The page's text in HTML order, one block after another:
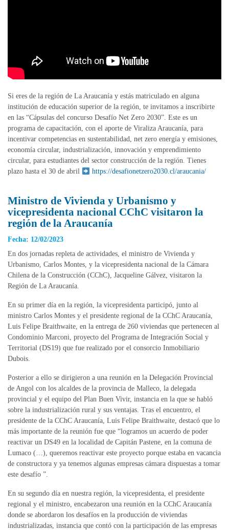
Si eres de la región de La Araucanía y estás matriculado en alguna
institución de educación superior de la región, te invitamos a inscribirte
en las “Cápsulas del concurso Desafío Net Zero 2030”. Este es un
programa de capacitación, con el aporte de Viraliza Araucanía, para
incentivar competencias en sustentabilidad, net zero energía y emisiones,
economía circular, industrialización, innovación y emprendimiento
circular, para estudiantes del sector construcción de la región. Tienes
plazo hasta el 30 de abril
https://desafionetzero2030.cl/araucania/
Ministro de Vivienda y Urbanismo y
vicepresidenta nacional CChC visitaron la
región de la Araucanía
Fecha: 12/02/2023
En dos jornadas repleta de actividades, el ministro de Vivienda y
Urbanismo, Carlos Montes, y la vicepresidenta nacional de la Cámara
Chilena de la Construcción (CChC), Jacqueline Gálvez, visitaron la
Región de La Araucanía.
En su primer día en la región, la vicepresidenta participó, junto al
ministro Carlos Montes y el presidente regional de la CChC Araucanía,
Luis Felipe Braithwaite, en la entrega de 260 viviendas que pertenecen al
Condominio Marconi, proyecto del Programa de Integración Social y
Territorial (DS19) que fue realizado por el consorcio Inmobiliario
Dubois.
Posterior a ello se dirigieron a una reunión en la Delegación Provincial
de Angol con los alcaldes de la provincia de Malleco, la delegada
provincial y el equipo del Plan Buen Vivir, instancia en la que se habló
sobre la industrialización rural y sus ventajas. Tras el encuentro, el
presidente de la CChC Araucanía, Luis Felipe Braithwaite, destacó que lo
más importante de la reunión fue que “logramos un acuerdo de poder
reactivar un DS49 en la localidad de Capitán Pastene, en la comuna de
Lumaco (…), queremos reactivar este proyecto porque estaba en vacancia
de constructora y ya tenemos algunas empresas cámara dispuestas a tomar
este desafío ”.
En su segundo día en nuestra región, la vicepresidenta, el presidente
regional y el ministro, encabezaron una reunión en la CChC Araucanía
donde se abordaron los desafíos en la producción de viviendas
industrializadas, instancia que contó con la participación de las empresas